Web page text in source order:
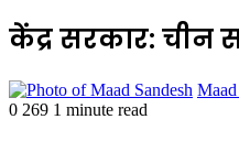
केंद्र सरकार: चीन
Maad
0 269 1 minute read